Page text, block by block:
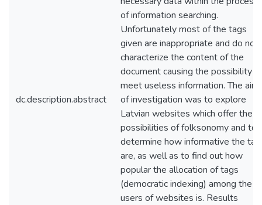
dc.description.abstract
of information searching.
Unfortunately most of the tags
given are inappropriate and do not
characterize the content of the
document causing the possibility
meet useless information. The aim
of investigation was to explore
Latvian websites which offer the
possibilities of folksonomy and to
determine how informative the
are, as well as to find out how
popular the allocation of tags
(democratic indexing) among the
users of websites is. Results